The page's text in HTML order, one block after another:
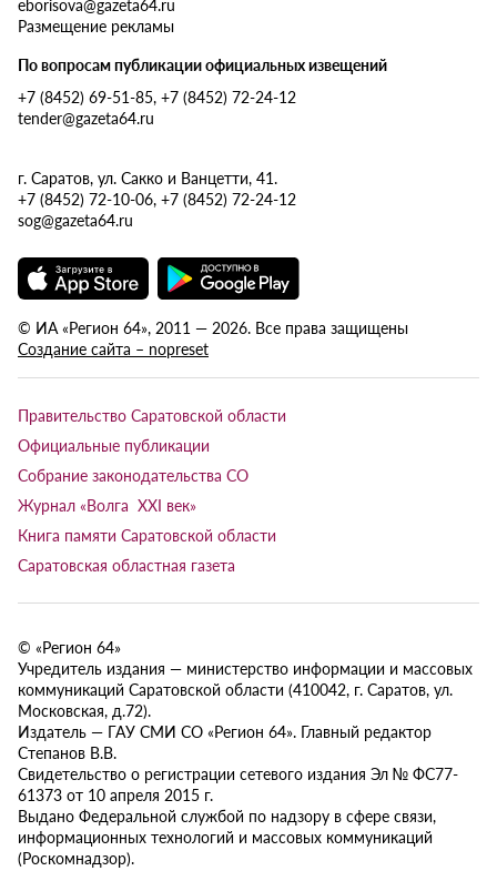
eborisova@gazeta64.ru
Размещение рекламы
По вопросам публикации официальных извещений
+7 (8452) 69-51-85, +7 (8452) 72-24-12
tender@gazeta64.ru
г. Саратов, ул. Сакко и Ванцетти, 41.
+7 (8452) 72-10-06, +7 (8452) 72-24-12
sog@gazeta64.ru
© ИА «Регион 64», 2011 — 2026. Все права защищены
Создание сайта – nopreset
Правительство Саратовской области
Официальные публикации
Собрание законодательства СО
Журнал «Волга XXI век»
Книга памяти Саратовской области
Саратовская областная газета
© «Регион 64»
Учредитель издания — министерство информации и массовых
коммуникаций Саратовской области (410042, г. Саратов, ул.
Московская, д.72).
Издатель — ГАУ СМИ СО «Регион 64». Главный редактор
Степанов В.В.
Свидетельство о регистрации сетевого издания Эл № ФС77-
61373 от 10 апреля 2015 г.
Выдано Федеральной службой по надзору в сфере связи,
информационных технологий и массовых коммуникаций
(Роскомнадзор).